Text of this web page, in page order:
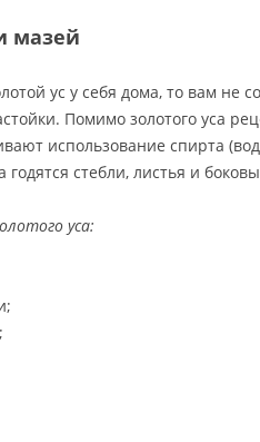
мазей
ус у себя дома, то вам не
Помимо золотого уса
использование спирта
годятся стебли, листья и
уса: